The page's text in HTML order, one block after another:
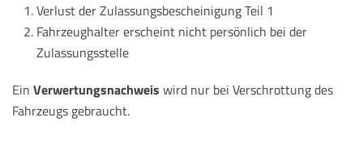
Verlust der Zulassungsbescheinigung Teil 1
Fahrzeughalter erscheint nicht persönlich bei der
Zulassungsstelle
Ein Verwertungsnachweis wird nur bei Verschrottung des
Fahrzeugs gebraucht.